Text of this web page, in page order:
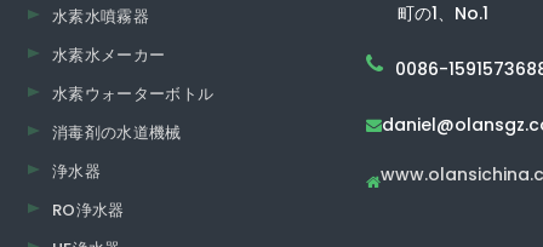
水素水噴霧器
水素水メーカー
水素ウォーターボトル
消毒剤の水道機械
浄水器
RO浄水器
町の1、No.1
0086-

